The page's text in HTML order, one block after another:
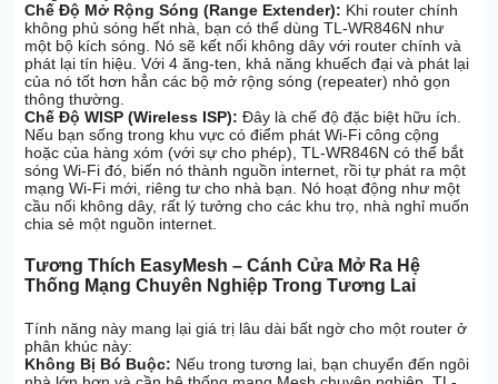
Chế Độ Mở Rộng Sóng (Range Extender): Khi router chính
không phủ sóng hết nhà, bạn có thể dùng TL-WR846N như
một bộ kích sóng. Nó sẽ kết nối không dây với router chính và
phát lại tín hiệu. Với 4 ăng-ten, khả năng khuếch đại và phát lại
của nó tốt hơn hẳn các bộ mở rộng sóng (repeater) nhỏ gọn
thông thường.
Chế Độ WISP (Wireless ISP): Đây là chế độ đặc biệt hữu ích.
Nếu bạn sống trong khu vực có điểm phát Wi-Fi công cộng
hoặc của hàng xóm (với sự cho phép), TL-WR846N có thể bắt
sóng Wi-Fi đó, biến nó thành nguồn internet, rồi tự phát ra một
mạng Wi-Fi mới, riêng tư cho nhà bạn. Nó hoạt động như một
cầu nối không dây, rất lý tưởng cho các khu trọ, nhà nghỉ muốn
chia sẻ một nguồn internet.
Tương Thích EasyMesh – Cánh Cửa Mở Ra Hệ
Thống Mạng Chuyên Nghiệp Trong Tương Lai
Tính năng này mang lại giá trị lâu dài bất ngờ cho một router ở
phân khúc này:
Không Bị Bó Buộc: Nếu trong tương lai, bạn chuyển đến ngôi